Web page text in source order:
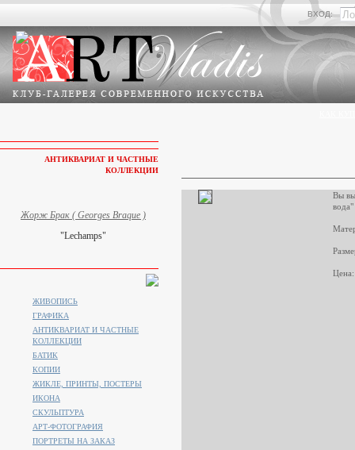
ВХОД:
Вы
АНТИКВАРИАТ И ЧАСТНЫЕ
КОЛЛЕКЦИИ
Жорж Брак ( Georges Braque )
"Lechamps"
ЖИВОПИСЬ
ГРАФИКА
АНТИКВАРИАТ И ЧАСТНЫЕ
КОЛЛЕКЦИИ
БАТИК
КОПИИ
ЖИКЛЕ, ПРИНТЫ, ПОСТЕРЫ
ИКОНА
СКУЛЬПТУРА
АРТ-ФОТОГРАФИЯ
ПОРТРЕТЫ НА ЗАКАЗ